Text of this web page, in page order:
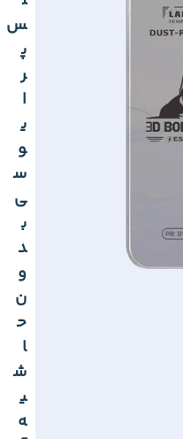
س
پ
ر
ا
ی
و
س
ی
ب
د
و
ن
ح
ا
ش
ی
ه